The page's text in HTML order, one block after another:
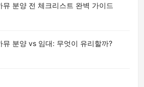
뮤 분양 전 체크리스트 완벽 가이드
뮤 분양 vs 임대: 무엇이 유리할까?